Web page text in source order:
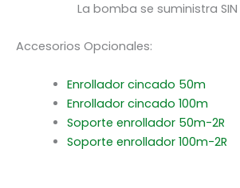
La bomba se suministra SIN
Accesorios Opcionales:
Enrollador cincado 50m
Enrollador cincado 100m
Soporte enrollador 50m-2R
Soporte enrollador 100m-2R